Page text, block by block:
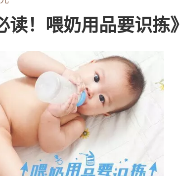
读！喂奶用品要识拣》